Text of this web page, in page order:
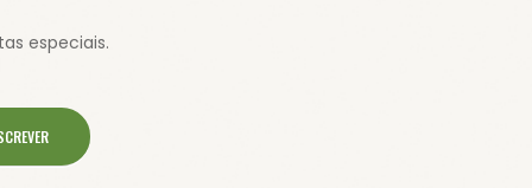
especiais.